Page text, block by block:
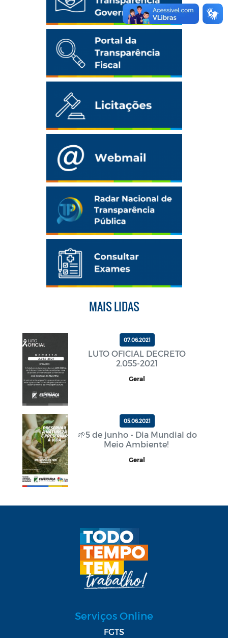
MAIS LIDAS
07.06.2021
LUTO OFICIAL DECRETO
2.055-2021
Geral
05.06.2021
🌱5 de junho - Dia Mundial do
Meio Ambiente!
Geral
Serviços Online
FGTS